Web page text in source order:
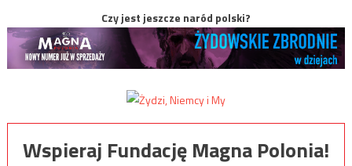
Czy jest jeszcze naród polski?
Wspieraj Fundację Magna Polonia!